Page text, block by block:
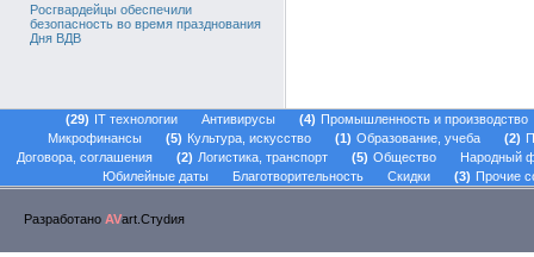
Росгвардейцы обеспечили
безопасность во время празднования
Дня ВДВ
29 IT технологии Антивирусы 4
Промышленность и производство
Микрофинансы
5 Культура, искусство 1 Образование, учеба 2
Договора, соглашения
2 Логистика, транспорт 5 Общество
Народный
Юбилейные даты
Благотворительность Скидки 3 Прочие
Разработано AVart.Стуdия